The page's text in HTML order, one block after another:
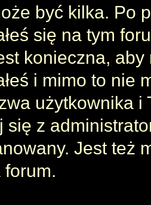
być kilka. Po
się na tym
konieczna,
i mimo to nie
użytkownika i
się z
Jest też